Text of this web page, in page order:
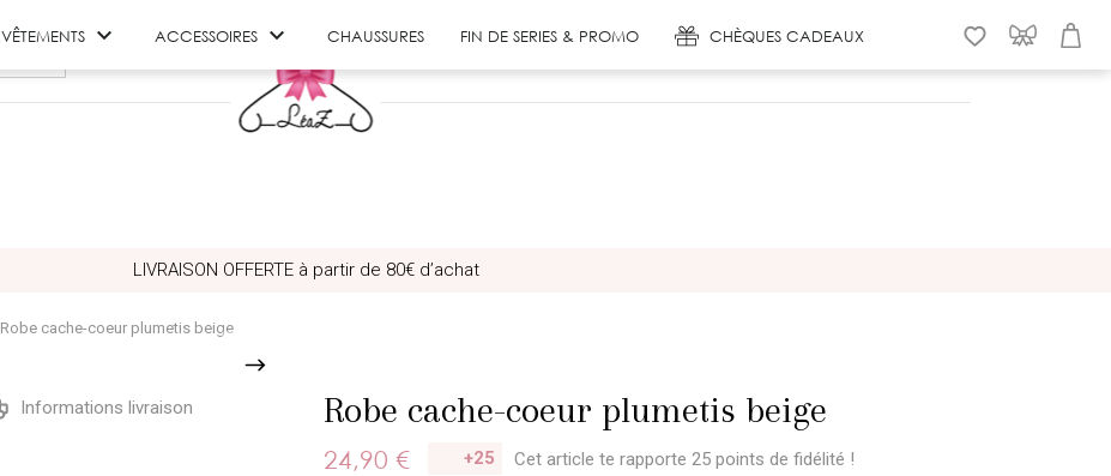
VÊTEMENTS  ACCESSOIRES  CHAUSSURES FIN DE SERIES & PROMO CHÈQUES CADEAUX
LIVRAISON OFFERTE à partir de 80€ d’achat
Robe cache-coeur plumetis beige
Informations livraison Robe cache-coeur plumetis beige
24,90 € +25 Cet article te rapporte 25 points de fidélité !